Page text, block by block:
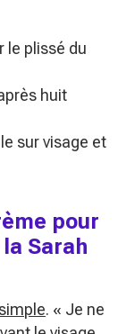
le plissé du
huit
sur visage et
pour
Sarah
. « Je ne